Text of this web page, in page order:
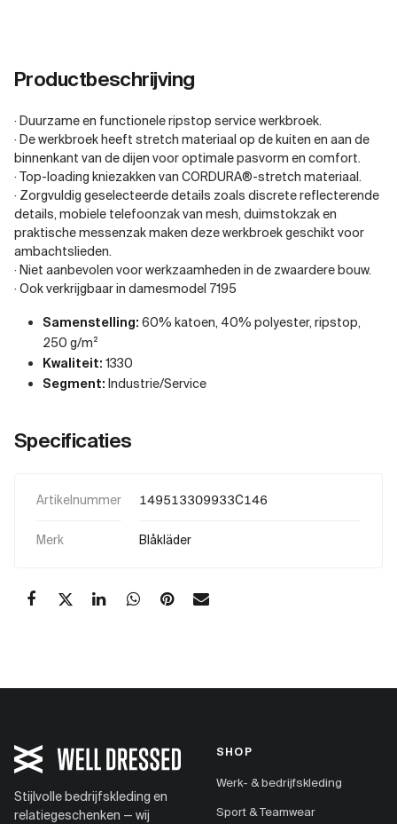
Productbeschrijving
· Duurzame en functionele ripstop service werkbroek.
· De werkbroek heeft stretch materiaal op de kuiten en aan de
binnenkant van de dijen voor optimale pasvorm en comfort.
· Top-loading kniezakken van CORDURA®-stretch materiaal.
· Zorgvuldig geselecteerde details zoals discrete reflecterende
details, mobiele telefoonzak van mesh, duimstokzak en
praktische messenzak maken deze werkbroek geschikt voor
ambachtslieden.
· Niet aanbevolen voor werkzaamheden in de zwaardere bouw.
· Ook verkrijgbaar in damesmodel 7195
Samenstelling: 60% katoen, 40% polyester, ripstop,
250 g/m²
Kwaliteit: 1330
Segment: Industrie/Service
Specificaties
Artikelnummer 149513309933C146
Merk Blåkläder
Stijlvolle bedrijfskleding en
relatiegeschenken — wij
SHOP
Werk- & bedrijfskleding
Sport & Teamwear